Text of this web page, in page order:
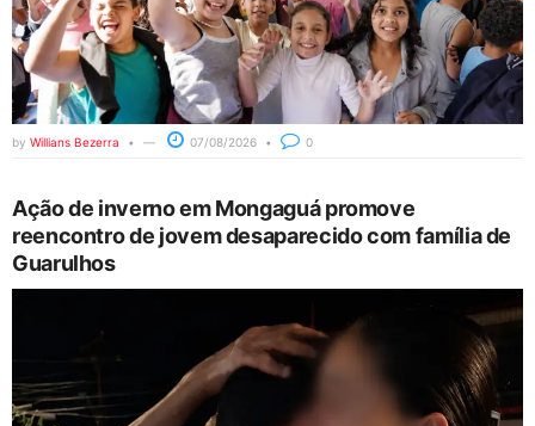
by Willians Bezerra 07/08/2026 0
Ação de inverno em Mongaguá promove
reencontro de jovem desaparecido com família de
Guarulhos